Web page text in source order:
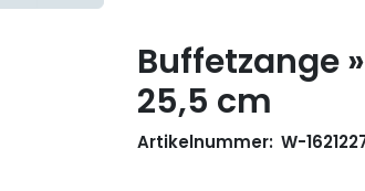
Buffetzange
25,5 cm
Artikelnummer: W-